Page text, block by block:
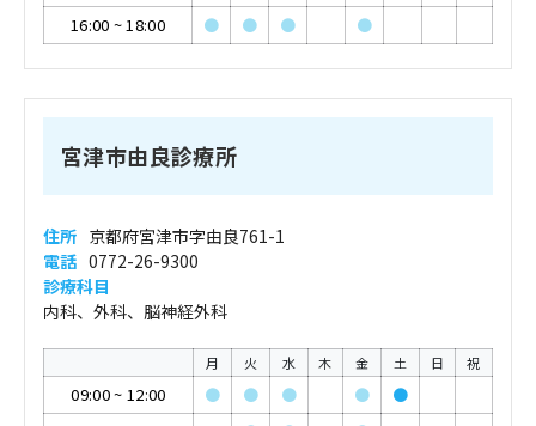
16:00 ~18:00 ● ● ● ●
宮津市由良診療所
住所 京都府宮津市字由良761-1
電話 0772-26-9300
診療科目
内科、外科、脳神経外科
月 火 水 木 金 土 日 祝
09:00~ 12:00 ● ● ● ●
●